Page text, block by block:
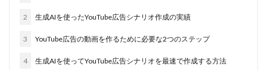
2 生成AIを使ったYouTube広告シナリオ作成の実績
3 YouTube広告の動画を作るために必要な2つのステップ
4 生成AIを使ってYouTube広告シナリオを最速で作成する方法